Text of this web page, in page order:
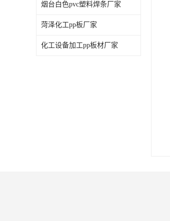
烟台白色pvc塑料焊条厂家
菏泽化工pp板厂家
化工设备加工pp板材厂家